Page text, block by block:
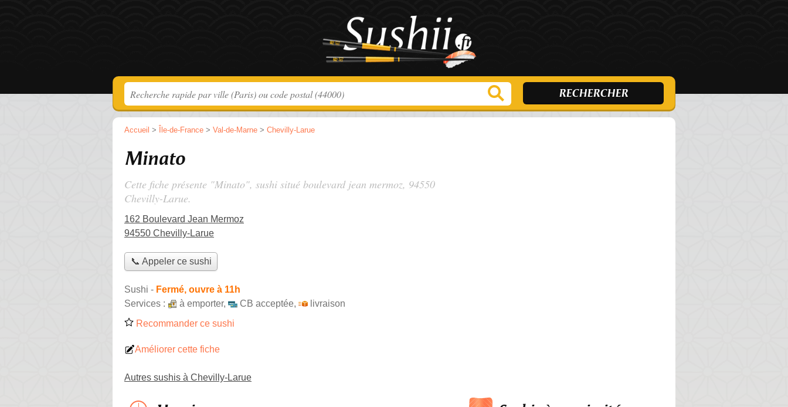
Accueil > Île-de-France > Val-de-Marne > Chevilly-Larue
Minato
Cette fiche présente "Minato", sushi situé boulevard jean mermoz, 94550
Chevilly-Larue.
162 Boulevard Jean Mermoz
94550 Chevilly-Larue
📞 Appeler ce sushi
Sushi - Fermé, ouvre à 11h
Services :
à emporter, CB acceptée,
livraison
Recommander ce sushi
Améliorer cette fiche
Autres sushis à Chevilly-Larue